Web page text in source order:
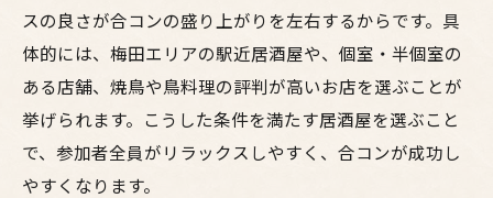
スの良さが合コンの盛り上がりを左右するからです。具
体的には、梅田エリアの駅近居酒屋や、個室・半個室の
ある店舗、焼鳥や鳥料理の評判が高いお店を選ぶことが
挙げられます。こうした条件を満たす居酒屋を選ぶこと
で、参加者全員がリラックスしやすく、合コンが成功し
やすくなります。